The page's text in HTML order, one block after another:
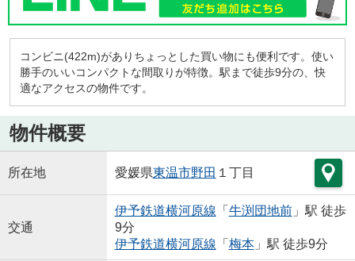
コンビニ(422m)がありちょっとした買い物にも便利です。使い
勝手のいいコンパクトな間取りが特徴。駅まで徒歩9分の、快
適なアクセスの物件です。
物件概要
所在地 愛媛県東温市野田 １丁目
交通
伊予鉄道横河原線 「 牛渕団地前」駅 徒歩
9分
伊予鉄道横河原線 「 梅本」駅 徒歩9分